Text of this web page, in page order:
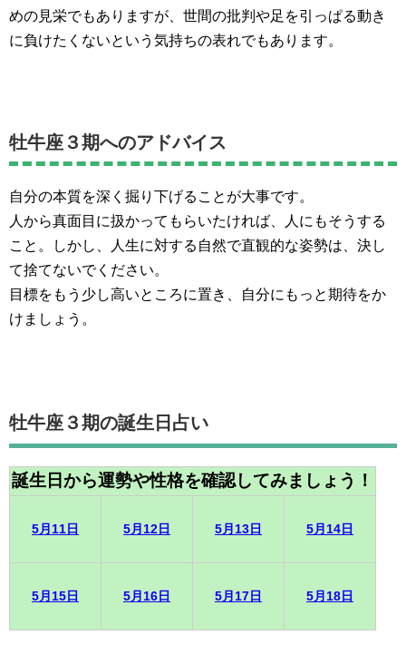
めの見栄でもありますが、世間の批判や足を引っぱる動き
に負けたくないという気持ちの表れでもあります。
牡牛座３期へのアドバイス
自分の本質を深く掘り下げることが大事です。
人から真面目に扱かってもらいたければ、人にもそうする
こと。しかし、人生に対する自然で直観的な姿勢は、決し
て捨てないでください。
目標をもう少し高いところに置き、自分にもっと期待をか
けましょう。
牡牛座３期の誕生日占い
誕生日から運勢や性格を確認してみましょう！
5月11日 5月12日 5月13日 5月14日
5月15日 5月16日 5月17日 5月18日